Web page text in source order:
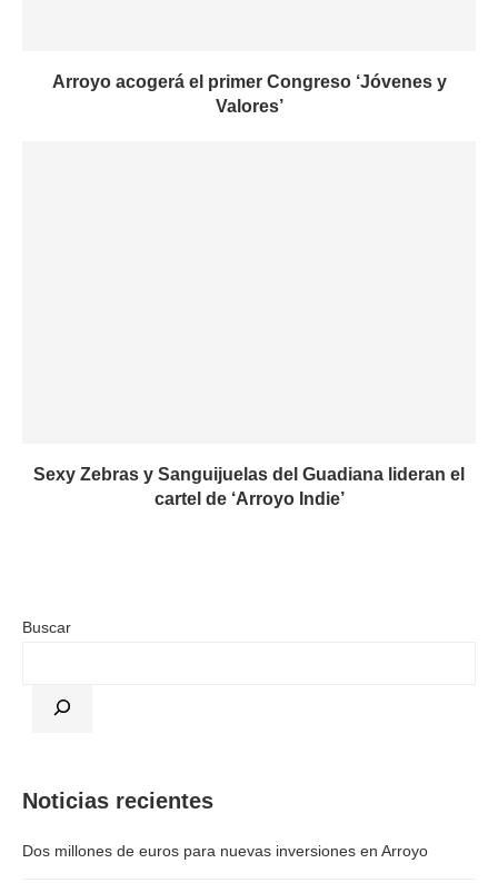
Arroyo acogerá el primer Congreso ‘Jóvenes y
Valores’
Sexy Zebras y Sanguijuelas del Guadiana lideran el
cartel de ‘Arroyo Indie’
Buscar
Noticias recientes
Dos millones de euros para nuevas inversiones en Arroyo